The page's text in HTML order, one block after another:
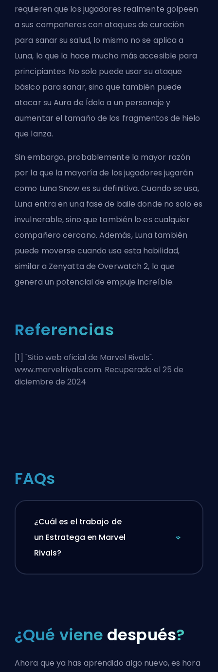
requieren que los jugadores realmente golpeen
a sus compañeros con ataques de curación
para sanar su salud, lo mismo no se aplica a
Luna, lo que la hace mucho más accesible para
principiantes. No solo puede usar su ataque
básico para sanar, sino que también puede
atacar su Aura de Ídolo a un personaje y
aumentar el tamaño de los fragmentos de hielo
que lanza.
Sin embargo, probablemente la mayor razón
por la que la mayoría de los jugadores jugarán
como Luna Snow es su definitiva. Cuando se usa,
Luna entra en una fase de baile donde no solo es
invulnerable, sino que también lo es cualquier
compañero cercano. Además, Luna también
puede moverse cuando usa esta habilidad,
similar a Zenyatta deOverwatch 2, lo que
genera un potencial de empuje increíble.
Referencias
[1] "Sitio web oficial de Marvel Rivals".
www.marvelrivals.com. Recuperado el 25 de
diciembre de 2024
FAQs
¿Cuál es el trabajo de
un Estratega en Marvel
Rivals?
¿Qué viene después?
Ahora que ya has aprendido algo nuevo, es hora